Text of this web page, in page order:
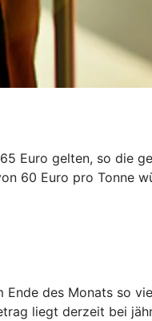
Euro gelten, so die
60 Euro pro Tonne
des Monats so
liegt derzeit bei